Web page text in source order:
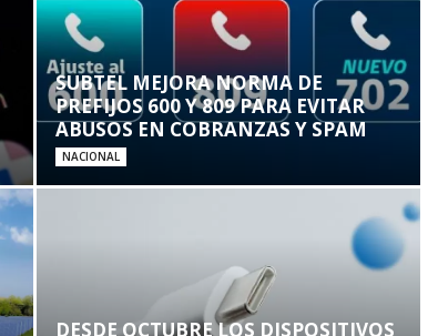
SUBTEL MEJORA NORMA DE
PREFIJOS 600 Y 809 PARA EVITAR
ABUSOS EN COBRANZAS Y SPAM
NACIONAL
DESDE OCTUBRE LOS DISPOSITIVOS